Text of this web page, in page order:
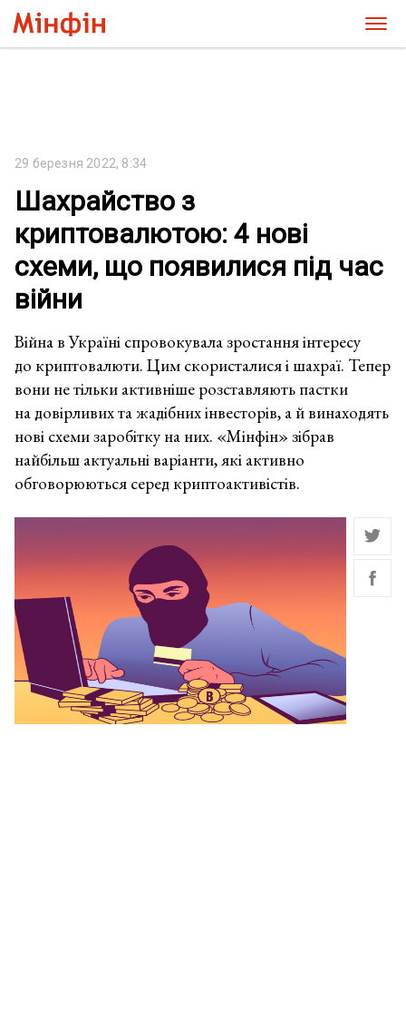
29 березня 2022, 8:34
Шахрайство з
криптовалютою: 4 нові
схеми, що появилися під час
війни
Війна в Україні спровокувала зростання інтересу
до криптовалюти. Цим скористалися і шахраї. Тепер
вони не тільки активніше розставляють пастки
на довірливих та жадібних інвесторів, а й винаходять
нові схеми заробітку на них. «Мінфін» зібрав
найбільш актуальні варіанти, які активно
обговорюються серед криптоактивістів.